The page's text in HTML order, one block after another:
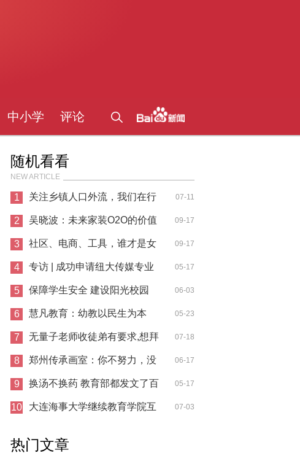
中小学 评论
随机看看
NEW ARTICLE
1 关注乡镇人口外流，我们在行
动
07-11
2 吴晓波：未来家装O2O的价值
在于行业
09-17
3 社区、电商、工具，谁才是女
性市场
09-17
4 专访 | 成功申请纽大传媒专业
的济外
05-17
5 保障学生安全 建设阳光校园 06-03
6 慧凡教育：幼教以民生为本 05-23
7 无量子老师收徒弟有要求,想拜
无量子
07-18
8 郑州传承画室：你不努力，没
人替你
06-17
9 换汤不换药 教育部都发文了百
度要怎
05-17
10 大连海事大学继续教育学院互 07-03
热门文章